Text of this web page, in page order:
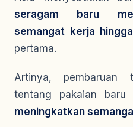
seragam baru
semangat kerja
pertama.
Artinya, pembaruan
tentang pakaian
meningkatkan